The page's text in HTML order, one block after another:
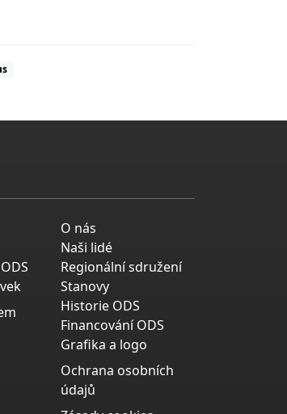
O nás
Naši lidé
Regionální sdružení
Stanovy
Historie ODS
Financování ODS
Grafika a logo
Ochrana osobních
údajů